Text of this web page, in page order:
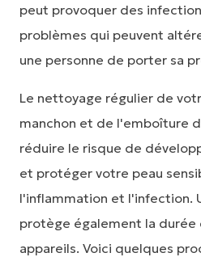
peut provoquer des
problèmes qui peuvent
une personne de porter sa
Le nettoyage régulier de
manchon et de l'emboîture
réduire le risque de
et protéger votre peau
l'inflammation et l'infection.
protège également la durée
appareils. Voici quelques